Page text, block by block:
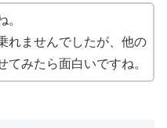
。
れませんでしたが、他の
てみたら面白いですね。